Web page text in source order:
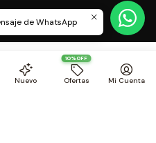
Nuevo
10%OFF
Ofertas Mi Cuenta
de WhatsApp